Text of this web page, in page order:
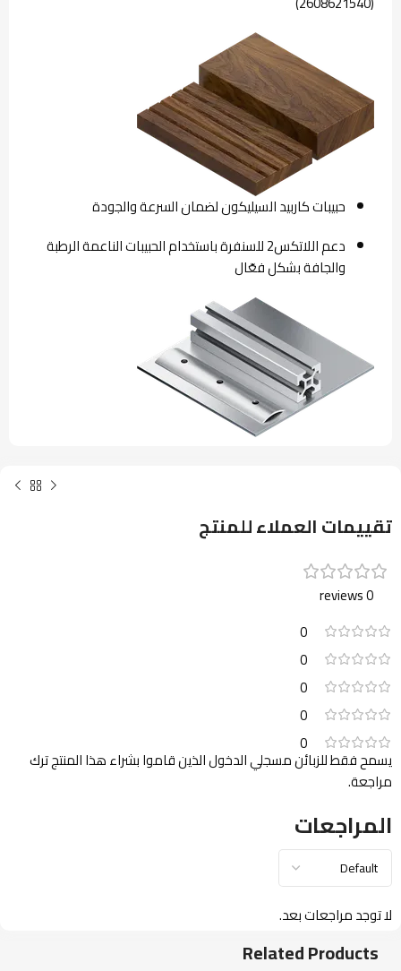
حبيبات كاربيد السيليكون لضمان السرعة والجودة
2‫دعم اللاتكس‬ للسنفرة باستخدام الحبيبات الناعمة الرطبة
والجافة بشكل فعّال
تقييمات العملاء للمنتج
0 reviews
0
0
0
0
0
المراجعات
لا توجد مراجعات بعد.
يسمح فقط للزبائن مسجلي الدخول الذين قاموا بشراء هذا المنتج ترك
مراجعة.
Related Products